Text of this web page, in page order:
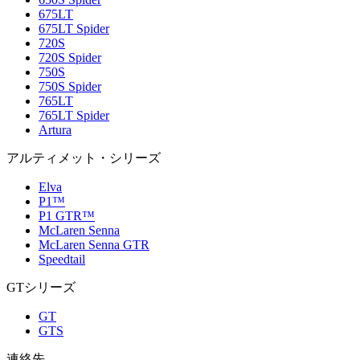
675LT
675LT Spider
720S
720S Spider
750S
750S Spider
765LT
765LT Spider
Artura
アルティメット・シリーズ
Elva
P1™
P1 GTR™
McLaren Senna
McLaren Senna GTR
Speedtail
GTシリーズ
GT
GTS